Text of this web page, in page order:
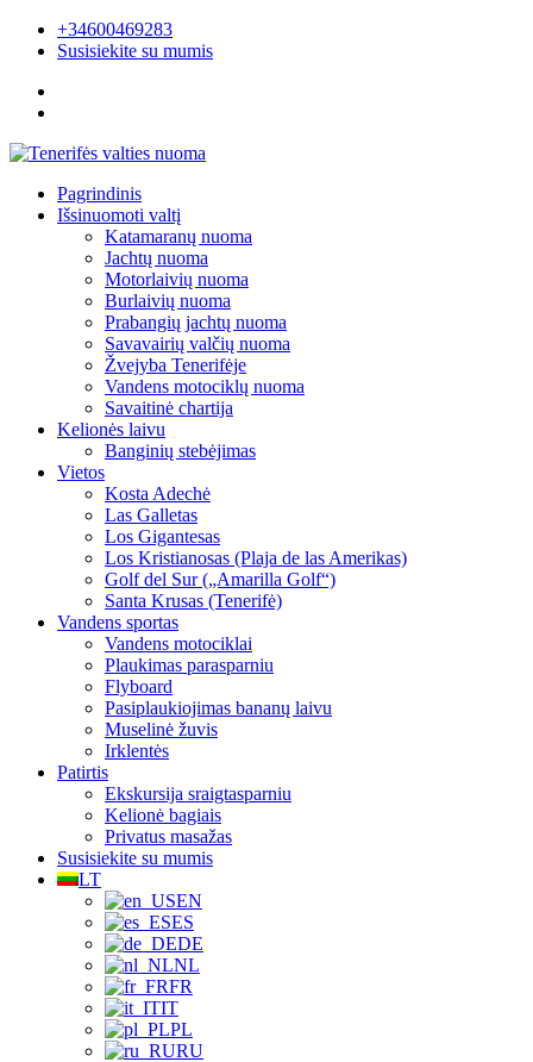
+34600469283
Susisiekite su mumis
Pagrindinis
Išsinuomoti valtį
Katamaranų nuoma
Jachtų nuoma
Motorlaivių nuoma
Burlaivių nuoma
Prabangių jachtų nuoma
Savavairių valčių nuoma
Žvejyba Tenerifėje
Vandens motociklų nuoma
Savaitinė chartija
Kelionės laivu
Banginių stebėjimas
Vietos
Kosta Adechė
Las Galletas
Los Gigantesas
Los Kristianosas (Plaja de las Amerikas)
Golf del Sur („Amarilla Golf“)
Santa Krusas (Tenerifė)
Vandens sportas
Vandens motociklai
Plaukimas parasparniu
Flyboard
Pasiplaukiojimas bananų laivu
Muselinė žuvis
Irklentės
Patirtis
Ekskursija sraigtasparniu
Kelionė bagiais
Privatus masažas
Susisiekite su mumis
LT
EN
ES
DE
NL
FR
IT
PL
RU